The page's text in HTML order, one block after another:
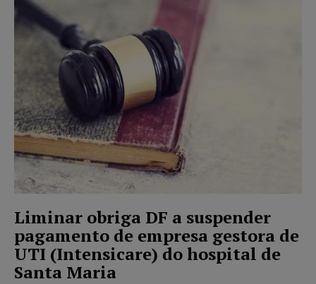
Liminar obriga DF a suspender
pagamento de empresa gestora de
UTI (Intensicare) do hospital de
Santa Maria